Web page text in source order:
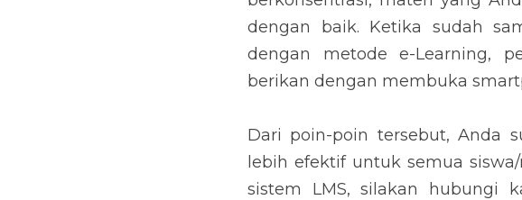
dengan baik. Ketika sudah
dengan metode e-Learning,
berikan dengan membuka
Dari poin-poin tersebut, Anda
lebih efektif untuk semua
sistem LMS, silakan hubungi